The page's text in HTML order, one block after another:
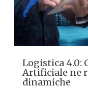
Logistica 4.0:
Artificiale ne
dinamiche